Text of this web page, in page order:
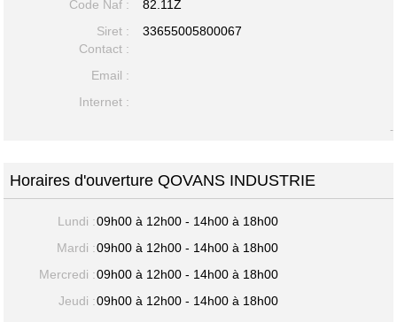
Code Naf :
82.11Z
Siret :
33655005800067
Contact :
Email :
Internet :
-
Horaires d'ouverture QOVANS INDUSTRIE
Lundi :09h00 à 12h00 - 14h00 à 18h00
Mardi :09h00 à 12h00 - 14h00 à 18h00
Mercredi :09h00 à 12h00 - 14h00 à 18h00
Jeudi :09h00 à 12h00 - 14h00 à 18h00